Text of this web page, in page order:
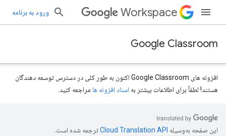
Workspace ورود به برنامه
Google Classroom
افزونه های Google Classroom اکنون به طور کلی در دسترس توسعه دهندگان
هستند! لطفاً برای اطلاعات بیشتر به اسناد افزونه ها مراجعه کنید.
این صفحه به‌وسیله ترجمه شده است.